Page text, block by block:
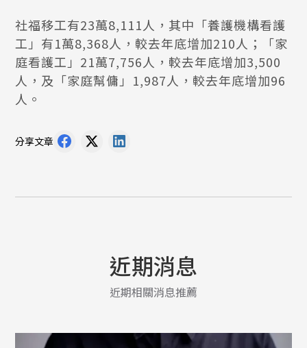
社福移工有23萬8,111人，其中「養護機構看護
工」有1萬8,368人，較去年底增加210人；「家
庭看護工」21萬7,756人，較去年底增加3,500
人，及「家庭幫傭」1,987人，較去年底增加96
人。
分享文章
近期消息
近期相關消息推薦